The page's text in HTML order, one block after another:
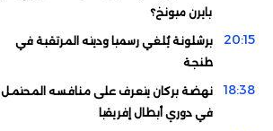
بايرن ميونخ؟
20:15
برشلونة يُلغي رسميا وديته المرتقبة في
طنجة
18:38
نهضة بركان يتعرف على منافسه المحتمل
في دوري أبطال إفريقيا